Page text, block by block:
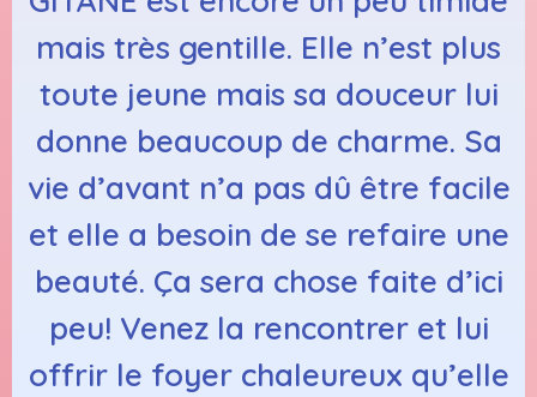
mais très gentille. Elle n’est plus
toute jeune mais sa douceur lui
donne beaucoup de charme. Sa
vie d’avant n’a pas dû être facile
et elle a besoin de se refaire une
beauté. Ça sera chose faite d’ici
peu! Venez la rencontrer et lui
offrir le foyer chaleureux qu’elle